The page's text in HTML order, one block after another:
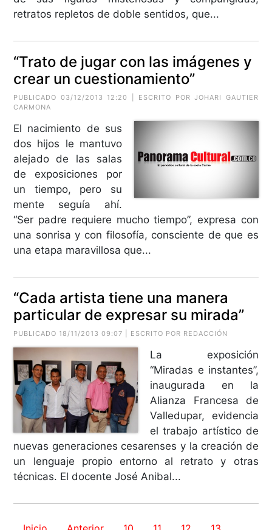
retratos repletos de doble sentidos, que...
“Trato de jugar con las imágenes y
crear un cuestionamiento”
PUBLICADO 03/12/2013 12:20 | ESCRITO PORJOHARI GAUTIER
CARMONA
El nacimiento de sus
dos hijos le mantuvo
alejado de las salas
de exposiciones por
un tiempo, pero su
mente seguía ahí.
“Ser padre requiere mucho tiempo”, expresa con
una sonrisa y con filosofía, consciente de que es
una etapa maravillosa que...
“Cada artista tiene una manera
particular de expresar su mirada”
PUBLICADO 18/11/2013 09:07 | ESCRITO POR REDACCIÓN
La exposición
“Miradas e instantes”,
inaugurada en la
Alianza Francesa de
Valledupar, evidencia
el trabajo artístico de
nuevas generaciones cesarenses y la creación de
un lenguaje propio entorno al retrato y otras
técnicas. El docente José Anibal...